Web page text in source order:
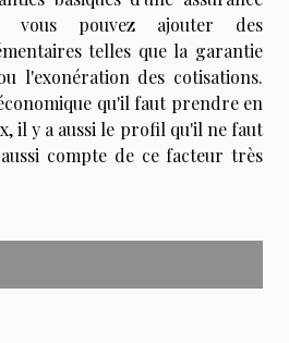
vous pouvez ajouter des
telles que la garantie
l'exonération des cotisations.
qu'il faut prendre en
il y a aussi le profil qu'il ne faut
compte de ce facteur très